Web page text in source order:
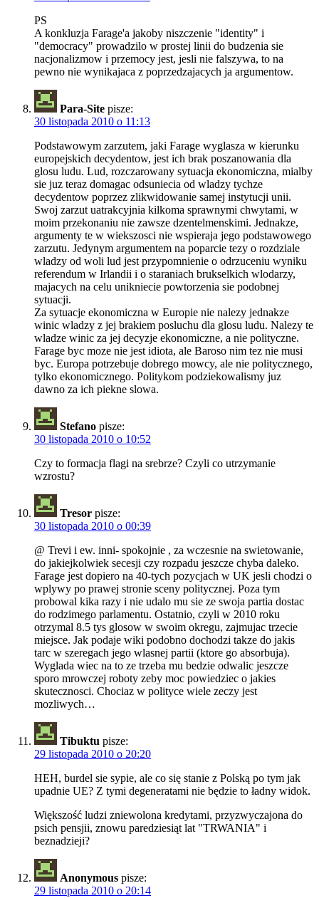
PS
A konkluzja Farage'a jakoby niszczenie "identity" i
"democracy" prowadzilo w prostej linii do budzenia sie
nacjonalizmow i przemocy jest, jesli nie falszywa, to na
pewno nie wynikajaca z poprzedzajacych ja argumentow.
Para-Site pisze:
30 listopada 2010 o 11:13
Podstawowym zarzutem, jaki Farage wyglasza w kierunku
europejskich decydentow, jest ich brak poszanowania dla
glosu ludu. Lud, rozczarowany sytuacja ekonomiczna, mialby
sie juz teraz domagac odsuniecia od wladzy tychze
decydentow poprzez zlikwidowanie samej instytucji unii.
Swoj zarzut uatrakcyjnia kilkoma sprawnymi chwytami, w
moim przekonaniu nie zawsze dzentelmenskimi. Jednakze,
argumenty te w wiekszosci nie wspieraja jego podstawowego
zarzutu. Jedynym argumentem na poparcie tezy o rozdziale
wladzy od woli lud jest przypomnienie o odrzuceniu wyniku
referendum w Irlandii i o staraniach brukselkich wlodarzy,
majacych na celu unikniecie powtorzenia sie podobnej
sytuacji.
Za sytuacje ekonomiczna w Europie nie nalezy jednakze
winic wladzy z jej brakiem posluchu dla glosu ludu. Nalezy te
wladze winic za jej decyzje ekonomiczne, a nie polityczne.
Farage byc moze nie jest idiota, ale Baroso nim tez nie musi
byc. Europa potrzebuje dobrego mowcy, ale nie politycznego,
tylko ekonomicznego. Politykom podziekowalismy juz
dawno za ich piekne slowa.
Stefano pisze:
30 listopada 2010 o 10:52
Czy to formacja flagi na srebrze? Czyli co utrzymanie
wzrostu?
Tresor pisze:
30 listopada 2010 o 00:39
@ Trevi i ew. inni- spokojnie , za wczesnie na swietowanie,
do jakiejkolwiek secesji czy rozpadu jeszcze chyba daleko.
Farage jest dopiero na 40-tych pozycjach w UK jesli chodzi o
wplywy po prawej stronie sceny politycznej. Poza tym
probowal kika razy i nie udalo mu sie ze swoja partia dostac
do rodzimego parlamentu. Ostatnio, czyli w 2010 roku
otrzymal 8.5 tys glosow w swoim okregu, zajmujac trzecie
miejsce. Jak podaje wiki podobno dochodzi takze do jakis
tarc w szeregach jego wlasnej partii (ktore go absorbuja).
Wyglada wiec na to ze trzeba mu bedzie odwalic jeszcze
sporo mrowczej roboty zeby moc powiedziec o jakies
skutecznosci. Chociaz w polityce wiele zeczy jest
mozliwych…
Tibuktu pisze:
29 listopada 2010 o 20:20
HEH, burdel sie sypie, ale co się stanie z Polską po tym jak
upadnie UE? Z tymi degeneratami nie będzie to ładny widok.
Większość ludzi zniewolona kredytami, przyzwyczajona do
psich pensjii, znowu paredziesiąt lat "TRWANIA" i
beznadzieji?
Anonymous pisze:
29 listopada 2010 o 20:14